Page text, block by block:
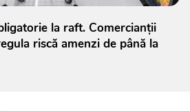
la raft. Comercianții
riscă amenzi de până la